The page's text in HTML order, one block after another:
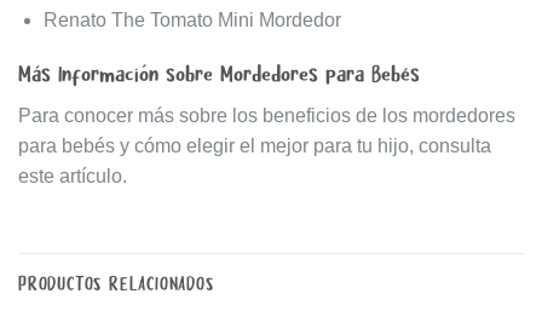
Renato The Tomato Mini Mordedor
Más Información sobre Mordedores para Bebés
Para conocer más sobre los beneficios de los mordedores
para bebés y cómo elegir el mejor para tu hijo, consulta
este artículo.
PRODUCTOS RELACIONADOS